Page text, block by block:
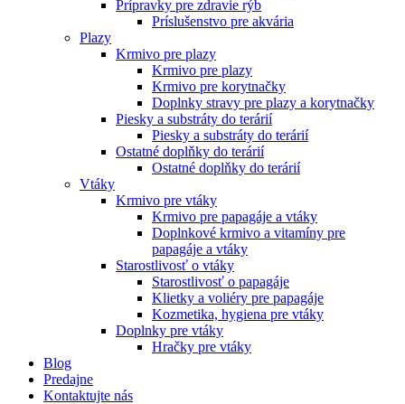
Prípravky pre zdravie rýb
Príslušenstvo pre akvária
Plazy
Krmivo pre plazy
Krmivo pre plazy
Krmivo pre korytnačky
Doplnky stravy pre plazy a korytnačky
Piesky a substráty do terárií
Piesky a substráty do terárií
Ostatné doplňky do terárií
Ostatné doplňky do terárií
Vtáky
Krmivo pre vtáky
Krmivo pre papagáje a vtáky
Doplnkové krmivo a vitamíny pre
papagáje a vtáky
Starostlivosť o vtáky
Starostlivosť o papagáje
Klietky a voliéry pre papagáje
Kozmetika, hygiena pre vtáky
Doplnky pre vtáky
Hračky pre vtáky
Blog
Predajne
Kontaktujte nás